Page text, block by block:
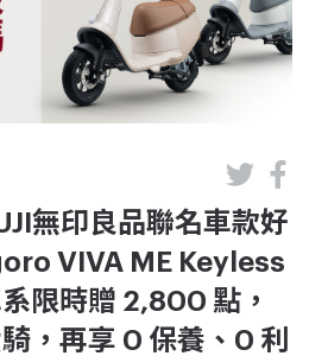
無印良品聯名車款好
VIVA ME Keyless
限時贈 2,800 點，
，再享 0 保養、0 利